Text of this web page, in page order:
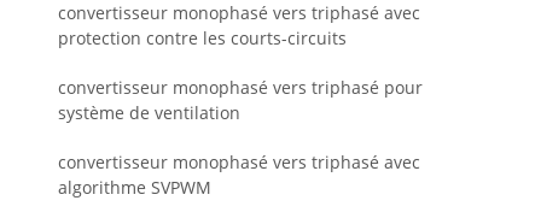
convertisseur monophasé vers triphasé avec
protection contre les courts-circuits
convertisseur monophasé vers triphasé pour
système de ventilation
convertisseur monophasé vers triphasé avec
algorithme SVPWM